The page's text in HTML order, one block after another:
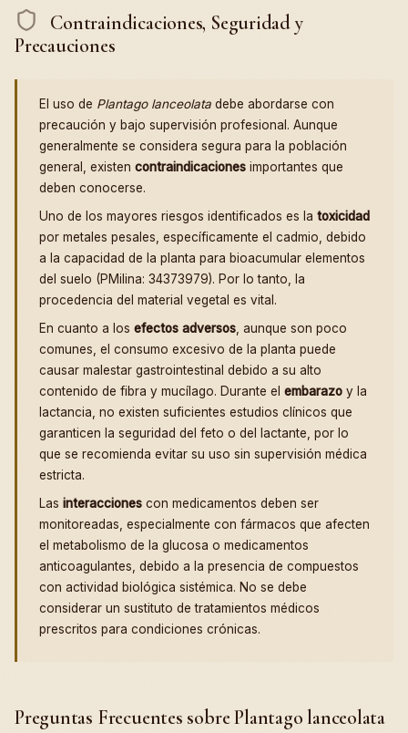
Contraindicaciones, Seguridad y
Precauciones
El uso de Plantago lanceolata debe abordarse con
precaución y bajo supervisión profesional. Aunque
generalmente se considera segura para la población
general, existen contraindicaciones importantes que
deben conocerse.
Uno de los mayores riesgos identificados es la toxicidad
por metales pesales, específicamente el cadmio, debido
a la capacidad de la planta para bioacumular elementos
del suelo (PMilina: 34373979). Por lo tanto, la
procedencia del material vegetal es vital.
En cuanto a los efectos adversos, aunque son poco
comunes, el consumo excesivo de la planta puede
causar malestar gastrointestinal debido a su alto
contenido de fibra y mucílago. Durante el embarazo y la
lactancia, no existen suficientes estudios clínicos que
garanticen la seguridad del feto o del lactante, por lo
que se recomienda evitar su uso sin supervisión médica
estricta.
Las interacciones con medicamentos deben ser
monitoreadas, especialmente con fármacos que afecten
el metabolismo de la glucosa o medicamentos
anticoagulantes, debido a la presencia de compuestos
con actividad biológica sistémica. No se debe
considerar un sustituto de tratamientos médicos
prescritos para condiciones crónicas.
Preguntas Frecuentes sobre Plantago lanceolata